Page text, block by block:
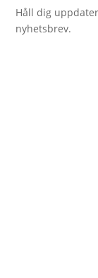
Håll dig
nyhetsbrev.